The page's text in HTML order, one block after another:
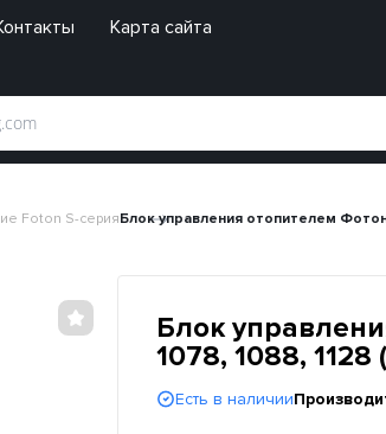
Карта сайта
Foton S-серияБлок управления отопителем Фотон
Блок
1078, 1088, 1128
Есть в наличии